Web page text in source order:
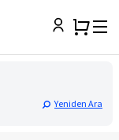
Yeniden Ara